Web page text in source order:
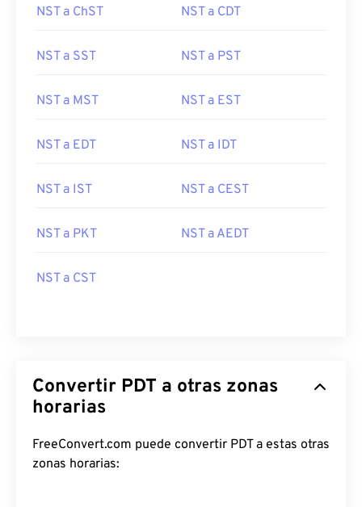
NST a ChST NST a CDT
NST a SST NST a PST
NST a MST NST a EST
NST a EDT NST a IDT
NST a IST NST a CEST
NST a PKT NST a AEDT
NST a CST
Convertir PDT a otras zonas
horarias
FreeConvert.com puede convertir PDT a estas otras
zonas horarias: